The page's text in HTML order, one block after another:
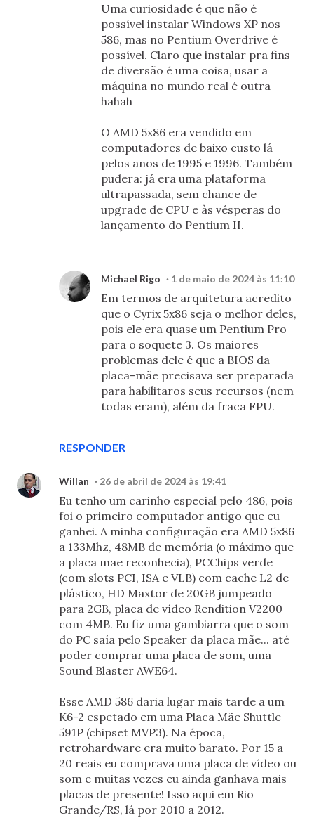
RESPONDER
Uma curiosidade é que não é
possível instalar Windows XP nos
586, mas no Pentium Overdrive é
possível. Claro que instalar pra fins
de diversão é uma coisa, usar a
máquina no mundo real é outra
hahah
O AMD 5x86 era vendido em
computadores de baixo custo lá
pelos anos de 1995 e 1996. Também
pudera: já era uma plataforma
ultrapassada, sem chance de
upgrade de CPU e às vésperas do
lançamento do Pentium II.
Michael Rigo 1 de maio de 2024 às 11:10
Em termos de arquitetura acredito
que o Cyrix 5x86 seja o melhor deles,
pois ele era quase um Pentium Pro
para o soquete 3. Os maiores
problemas dele é que a BIOS da
placa-mãe precisava ser preparada
para habilitaros seus recursos (nem
todas eram), além da fraca FPU.
Willan 26 de abril de 2024 às 19:41
Eu tenho um carinho especial pelo 486, pois
foi o primeiro computador antigo que eu
ganhei. A minha configuração era AMD 5x86
a 133Mhz, 48MB de memória (o máximo que
a placa mae reconhecia), PCChips verde
(com slots PCI, ISA e VLB) com cache L2 de
plástico, HD Maxtor de 20GB jumpeado
para 2GB, placa de vídeo Rendition V2200
com 4MB. Eu fiz uma gambiarra que o som
do PC saía pelo Speaker da placa mãe... até
poder comprar uma placa de som, uma
Sound Blaster AWE64.
Esse AMD 586 daria lugar mais tarde a um
K6-2 espetado em uma Placa Mãe Shuttle
591P (chipset MVP3). Na época,
retrohardware era muito barato. Por 15 a
20 reais eu comprava uma placa de vídeo ou
som e muitas vezes eu ainda ganhava mais
placas de presente! Isso aqui em Rio
Grande/RS, lá por 2010 a 2012.